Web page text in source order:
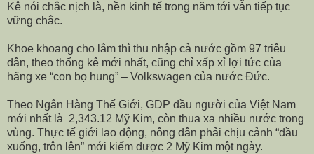
Kê nói chắc nịch là, nền kinh tế trong năm tới vẫn tiếp tục
vững chắc.
Khoe khoang cho lắm thì thu nhập cả nước gồm 97 triêu
dân, theo thống kê mới nhất, cũng chỉ xấp xỉ lợi tức của
hãng xe “con bọ hung” – Volkswagen của nước Đức.
Theo Ngân Hàng Thế Giới, GDP đầu người của Việt Nam
mới nhất là 2,343.12 Mỹ Kim, còn thua xa nhiều nước trong
vùng. Thực tế giới lao động, nông dân phải chịu cảnh “đầu
xuống, trôn lên” mới kiếm được 2 Mỹ Kim một ngày.